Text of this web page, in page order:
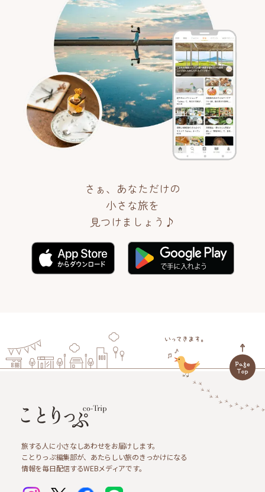
さぁ、あなただけの
小さな旅を
見つけましょう♪
旅する人に小さなしあわせをお届けします。
ことりっぷ編集部が、あたらしい旅のきっかけになる
情報を毎日配信するWEBメディアです。